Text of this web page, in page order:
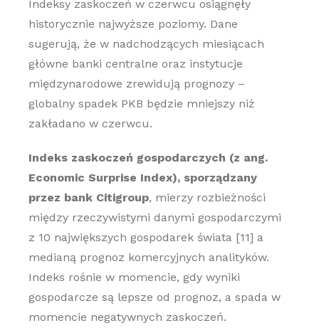
Indeksy zaskoczeń w czerwcu osiągnęły
historycznie najwyższe poziomy. Dane
sugerują, że w nadchodzących miesiącach
główne banki centralne oraz instytucje
międzynarodowe zrewidują prognozy –
globalny spadek PKB będzie mniejszy niż
zakładano w czerwcu.
Indeks zaskoczeń gospodarczych (z ang.
Economic Surprise Index), sporządzany
przez bank Citigroup, mierzy rozbieżności
między rzeczywistymi danymi gospodarczymi
z 10 największych gospodarek świata [11] a
medianą prognoz komercyjnych analityków.
Indeks rośnie w momencie, gdy wyniki
gospodarcze są lepsze od prognoz, a spada w
momencie negatywnych zaskoczeń.